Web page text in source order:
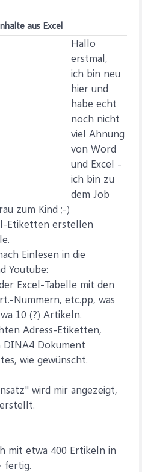
aus Excel
Hallo
erstmal,
ich bin neu
hier und
habe echt
noch nicht
viel Ahnung
von Word
und Excel -
ich bin zu
dem Job
zum Kind ;-)
Etiketten erstellen
Einlesen in die
Youtube:
Excel-Tabelle mit den
Nummern, etc.pp, was
10 (?) Artikeln.
Adress-Etiketten,
DINA4 Dokument
wie gewünscht.
wird mir angezeigt,
mit etwa 400 Ertikeln in
fertig.